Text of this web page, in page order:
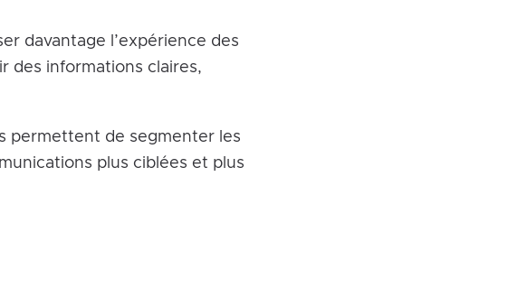
davantage l’expérience des
des informations claires,
permettent de segmenter les
plus ciblées et plus